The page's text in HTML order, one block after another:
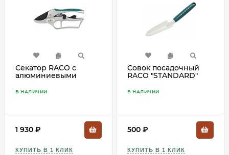
Секатор RACO с
алюминиевыми
контактный, 200 мм,
В НАЛИЧИИ
1 930
КУПИТЬ В 1 КЛИК
Совок посадочный
RACO "STANDARD"
пластмассовой
В НАЛИЧИИ
500
КУПИТЬ В 1 КЛИК